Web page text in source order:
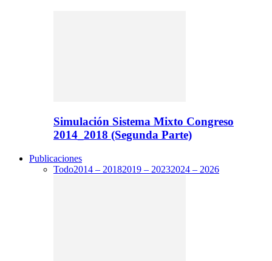
Simulación Sistema Mixto Congreso
2014_2018 (Segunda Parte)
Publicaciones
Todo2014 – 20182019 – 20232024 – 2026